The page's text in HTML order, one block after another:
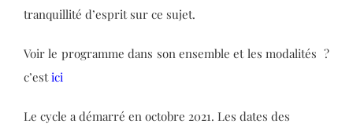
tranquillité d’esprit sur ce sujet.
Voir le programme dans son ensemble et les modalités ?
c’estici
Le cycle a démarré en octobre 2021. Les dates des